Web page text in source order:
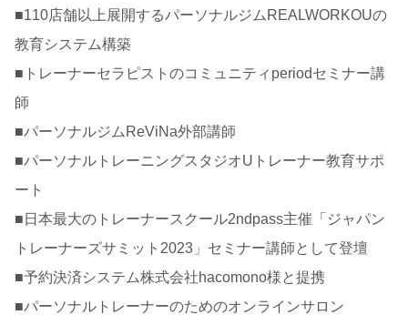
■110店舗以上展開するパーソナルジムREALWORKOUの
教育システム構築
■トレーナーセラピストのコミュニティperiodセミナー講
師
■パーソナルジムReViNa外部講師
■パーソナルトレーニングスタジオUトレーナー教育サポ
ート
■日本最大のトレーナースクール2ndpass主催「ジャパン
トレーナーズサミット2023」セミナー講師として登壇
■予約決済システム株式会社hacomono様と提携
■パーソナルトレーナーのためのオンラインサロン